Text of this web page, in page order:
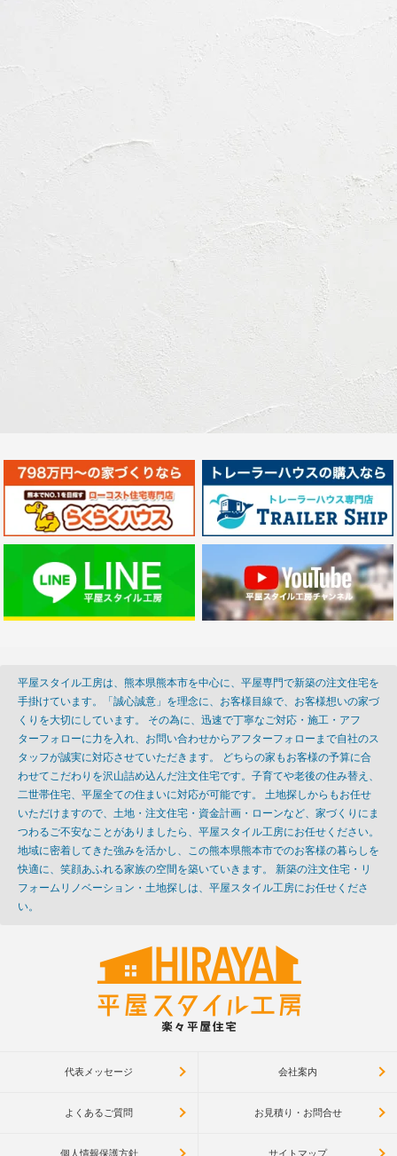
平屋スタイル工房は、熊本県熊本市を中心に、平屋専門で新築の注文住宅を
手掛けています。「誠心誠意」を理念に、お客様目線で、お客様想いの家づ
くりを大切にしています。 その為に、迅速で丁寧なご対応・施工・アフ
ターフォローに力を入れ、お問い合わせからアフターフォローまで自社のス
タッフが誠実に対応させていただきます。 どちらの家もお客様の予算に合
わせてこだわりを沢山詰め込んだ注文住宅です。子育てや老後の住み替え、
二世帯住宅、平屋全ての住まいに対応が可能です。 土地探しからもお任せ
いただけますので、土地・注文住宅・資金計画・ローンなど、家づくりにま
つわるご不安なことがありましたら、平屋スタイル工房にお任せください。
地域に密着してきた強みを活かし、この熊本県熊本市でのお客様の暮らしを
快適に、笑顔あふれる家族の空間を築いていきます。 新築の注文住宅・リ
フォームリノベーション・土地探しは、平屋スタイル工房にお任せくださ
い。
代表メッセージ 会社案内
よくあるご質問 お見積り・お問合せ
個人情報保護方針 サイトマップ